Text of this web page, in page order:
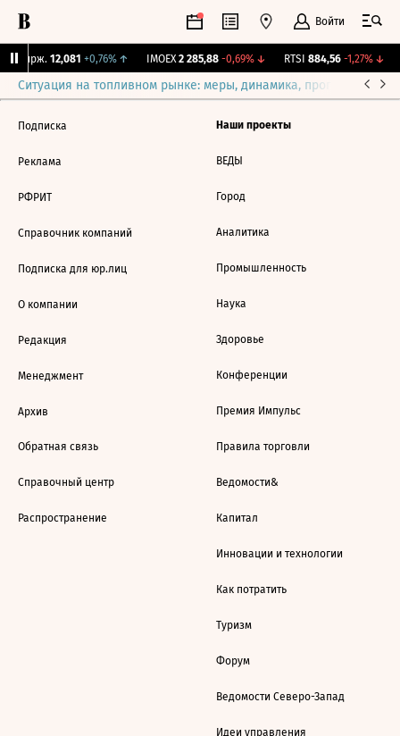
Войти
Бирж. 12,081 +0,76%↑ IMOEX 2 285,88 -0,69%↓ RTSI 884,56 -1,27%↓
Ситуация на топливном рынке: меры, динамика, прогнозы
Подписка
Реклама
РФРИТ
Справочник компаний
Подписка для юр.лиц
О компании
Редакция
Менеджмент
Архив
Обратная связь
Справочный центр
Распространение
Наши проекты
ВЕДЫ
Город
Аналитика
Промышленность
Наука
Здоровье
Конференции
Премия Импульс
Правила торговли
Ведомости&
Капитал
Инновации и технологии
Как потратить
Туризм
Форум
Ведомости Северо-Запад
Идеи управления